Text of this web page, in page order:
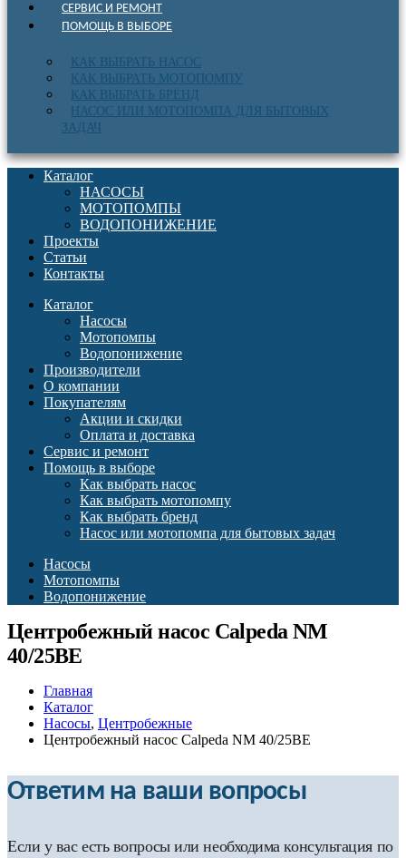
СЕРВИС И РЕМОНТ
ПОМОЩЬ В ВЫБОРЕ
КАК ВЫБРАТЬ НАСОС
КАК ВЫБРАТЬ МОТОПОМПУ
КАК ВЫБРАТЬ БРЕНД
НАСОС ИЛИ МОТОПОМПА ДЛЯ БЫТОВЫХ
ЗАДАЧ
Каталог
НАСОСЫ
МОТОПОМПЫ
ВОДОПОНИЖЕНИЕ
Проекты
Статьи
Контакты
Каталог
Насосы
Мотопомпы
Водопонижение
Производители
О компании
Покупателям
Акции и скидки
Оплата и доставка
Сервис и ремонт
Помощь в выборе
Как выбрать насос
Как выбрать мотопомпу
Как выбрать бренд
Насос или мотопомпа для бытовых задач
Насосы
Мотопомпы
Водопонижение
Центробежный насос Calpeda NM
40/25BE
Главная
Каталог
Насосы, Центробежные
Центробежный насос Calpeda NM 40/25BE
Ответим на ваши вопросы
Если у вас есть вопросы или необходима консультация по